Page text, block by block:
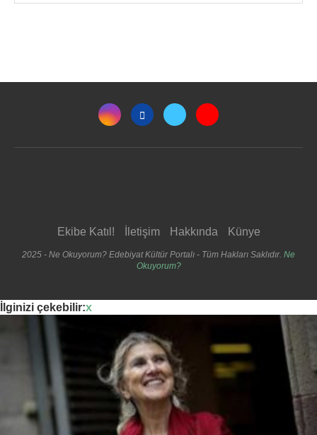
Ekibe Katıl! İletişim Hakkında Künye
2025 - Ne Okuyorum? Edebiyat Kültür Portalı - Tüm Hakları Saklıdır. Ne
Okuyorum?
İlginizi çekebilir:x